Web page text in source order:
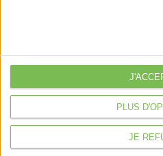
PLUS
JE
libérale
Je sécurise mon activité